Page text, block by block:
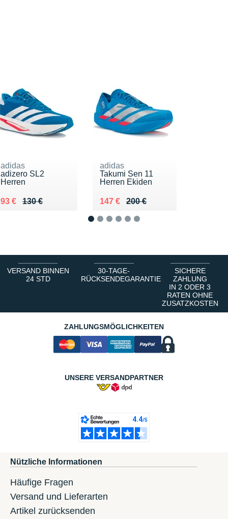
adidas
adizero SL2
Herren
130 €
Au lieu de 130 €
93 €
Vendu 93 €
adidas
Takumi Sen 11
Herren Ekiden
200 €
Au lieu de 200 €
147 €
Vendu 147 €
VERSAND BINNEN
24 STD
30-TAGE-
RÜCKSENDEGARANTIE
SICHERE
ZAHLUNG
IN 2 ODER 3
RATEN OHNE
ZUSATZKOSTEN
ZAHLUNGSMÖGLICHKEITEN
UNSERE VERSANDPARTNER
Nützliche Informationen
Häufige Fragen
Versand und Lieferarten
Artikel zurücksenden